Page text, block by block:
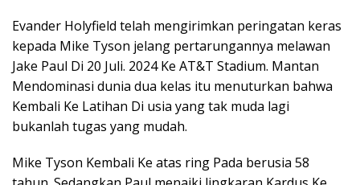
Evander Holyfield telah mengirimkan peringatan keras
kepada Mike Tyson jelang pertarungannya melawan
Jake Paul Di 20 Juli. 2024 Ke AT&T Stadium. Mantan
Mendominasi dunia dua kelas itu menuturkan bahwa
Kembali Ke Latihan Di usia yang tak muda lagi
bukanlah tugas yang mudah.
Mike Tyson Kembali Ke atas ring Pada berusia 58